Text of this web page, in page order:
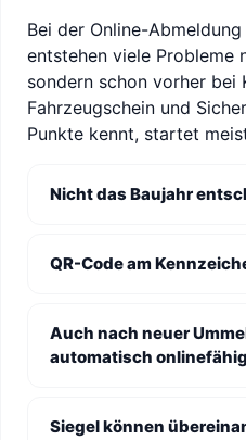
Bei der Online-
entstehen viele Probleme
sondern schon vorher bei
Fahrzeugschein und
Punkte kennt, startet
Nicht das Baujahr
QR-Code am
Auch nach neuer
automatisch onlinefähig
Siegel können